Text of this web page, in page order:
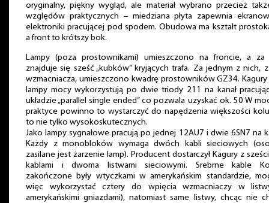
oryginalny, piękny wygląd, ale materiał wybrano przecież
względów praktycznych – miedziana płyta zapewnia
elektroniki pracującej pod spodem. Obudowa ma kształt
a front to krótszy bok.
Lampy (poza prostownikami) umieszczono na froncie, a za
znajduje się sześć „kubków” kryjących trafa. Za jednym z nich, z
wzmacniacza, umieszczono kwadrę prostowników GZ34.
lampy mocy wykorzystują po dwie triody 211 na kanał
układzie „parallel single ended” co pozwala uzyskać ok. 50 W
praktyce powinno to wystarczyć do napędzenia większości
to nie tylko wysokoskutecznych.
Jako lampy sygnałowe pracują po jednej 12AU7 i dwie 6SN7 na
Każdy z monobloków wymaga dwóch kabli sieciowych
zasilane jest żarzenie lamp). Producent dostarczył Kagury z
kablami i dwoma listwami sieciowymi. Srebrne kable
zakończone były wtyczkami w amerykańskim standardzie,
więc wykorzystać cztery do wpięcia wzmacniaczy w
amerykańskimi gniazdami), natomiast same listwy, chcąc nie